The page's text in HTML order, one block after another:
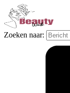
Zoeken naar: